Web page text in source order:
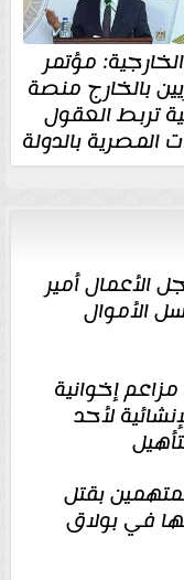
مؤتمر
بالخارج منصة
تربط العقول
المصرية بالدولة
الأعمال أمير
الأموال
إخوانية
لأحد
بقتل
في بولاق